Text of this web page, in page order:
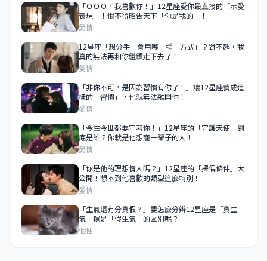
「ＯＯＯ，我喜歡你！」12星座愛你最直接的「示愛
表現」！恨不得昭告天下「你是我的」！
愛情
12星座「想分手」會用哪一種「方式」？對不起，我
真的無法再和你繼續走下去了！
愛情
「非你不可，是因為習慣有你了！」讓12星座養成這
樣的「習慣」，他就無法離開你！
愛情
「今生今世都要守著你！」12星座的「守護天使」到
底是誰？你就是他想寵一輩子的人！
愛情
「你是他的理想情人嗎？」12星座的「擇偶條件」大
公開！想不到他喜歡的類型這麼特別！
愛情
「生氣還有分真假？」要怎麼分辨12星座是「真生
氣」還是「假生氣」的區別呢？
個性